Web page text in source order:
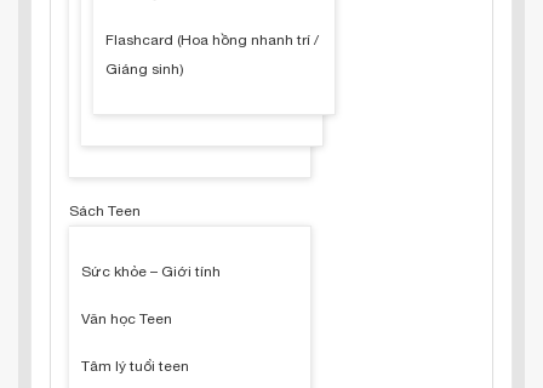
Flashcard (Hoa hồng nhanh trí /
Giáng sinh)
Sách Teen
Sức khỏe – Giới tính
Văn học Teen
Tâm lý tuổi teen